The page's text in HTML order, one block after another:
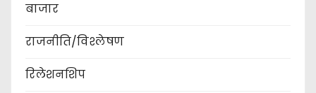
बाजार
राजनीति/विश्लेषण
रिलेशनशिप